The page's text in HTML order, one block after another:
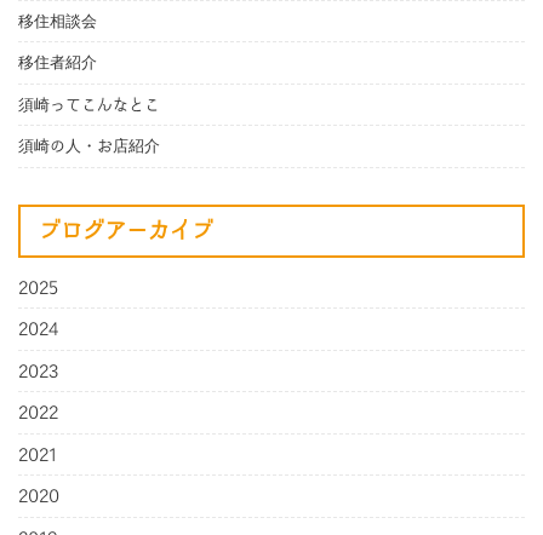
移住相談会
移住者紹介
須崎ってこんなとこ
須崎の人・お店紹介
ブログアーカイブ
2025
2024
2023
2022
2021
2020